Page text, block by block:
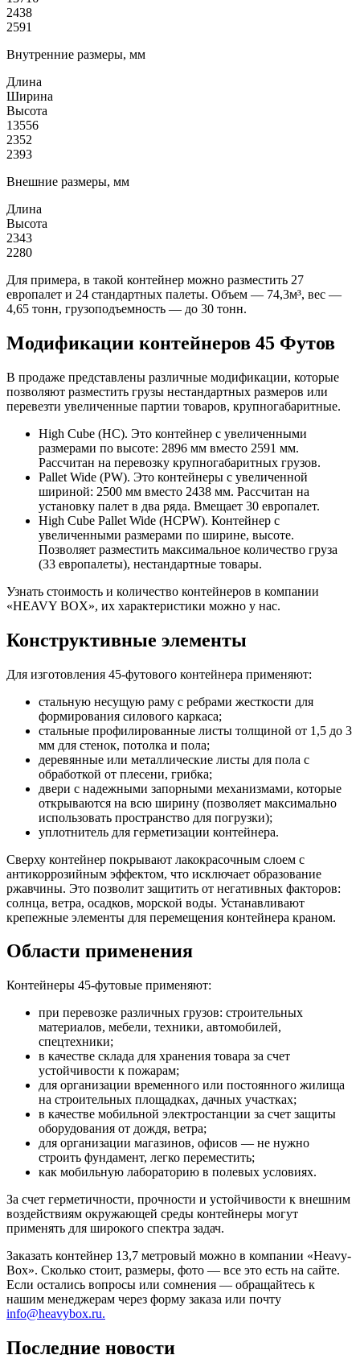
2438
2591
Внутренние размеры, мм
Длина
Ширина
Высота
13556
2352
2393
Внешние размеры, мм
Длина
Высота
2343
2280
Для примера, в такой контейнер можно разместить 27
европалет и 24 стандартных палеты. Объем — 74,3м³, вес —
4,65 тонн, грузоподъемность — до 30 тонн.
Модификации контейнеров 45 Футов
В продаже представлены различные модификации, которые
позволяют разместить грузы нестандартных размеров или
перевезти увеличенные партии товаров, крупногабаритные.
High Cube (HC). Это контейнер с увеличенными
размерами по высоте: 2896 мм вместо 2591 мм.
Рассчитан на перевозку крупногабаритных грузов.
Pallet Wide (PW). Это контейнеры с увеличенной
шириной: 2500 мм вместо 2438 мм. Рассчитан на
установку палет в два ряда. Вмещает 30 европалет.
High Cube Pallet Wide (HCPW). Контейнер с
увеличенными размерами по ширине, высоте.
Позволяет разместить максимальное количество груза
(33 европалеты), нестандартные товары.
Узнать стоимость и количество контейнеров в компании
«HEAVY BOX», их характеристики можно у нас.
Конструктивные элементы
Для изготовления 45-футового контейнера применяют:
стальную несущую раму с ребрами жесткости для
формирования силового каркаса;
стальные профилированные листы толщиной от 1,5 до 3
мм для стенок, потолка и пола;
деревянные или металлические листы для пола с
обработкой от плесени, грибка;
двери с надежными запорными механизмами, которые
открываются на всю ширину (позволяет максимально
использовать пространство для погрузки);
уплотнитель для герметизации контейнера.
Сверху контейнер покрывают лакокрасочным слоем с
антикоррозийным эффектом, что исключает образование
ржавчины. Это позволит защитить от негативных факторов:
солнца, ветра, осадков, морской воды. Устанавливают
крепежные элементы для перемещения контейнера краном.
Области применения
Контейнеры 45-футовые применяют:
при перевозке различных грузов: строительных
материалов, мебели, техники, автомобилей,
спецтехники;
в качестве склада для хранения товара за счет
устойчивости к пожарам;
для организации временного или постоянного жилища
на строительных площадках, дачных участках;
в качестве мобильной электростанции за счет защиты
оборудования от дождя, ветра;
для организации магазинов, офисов — не нужно
строить фундамент, легко переместить;
как мобильную лабораторию в полевых условиях.
За счет герметичности, прочности и устойчивости к внешним
воздействиям окружающей среды контейнеры могут
применять для широкого спектра задач.
Заказать контейнер 13,7 метровый можно в компании «Heavy-
Box». Сколько стоит, размеры, фото — все это есть на сайте.
Если остались вопросы или сомнения — обращайтесь к
нашим менеджерам через форму заказа или почту
info@heavybox.ru.
Последние новости